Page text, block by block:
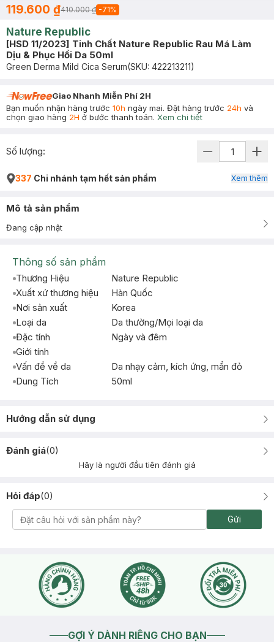
119.600 ₫410.000 ₫ -71%
Nature Republic
[HSD 11/2023] Tinh Chất Nature Republic Rau Má Làm
Dịu & Phục Hồi Da 50ml
Green Derma Mild Cica Serum(SKU: 422213211)
Giao Nhanh Miễn Phí 2H
Bạn muốn nhận hàng trước 10h ngày mai. Đặt hàng trước 24h và
chọn giao hàng 2H ở bước thanh toán. Xem chi tiết
Số lượng:
337 Chi nhánh tạm hết sản phẩm Xem thêm
Mô tả sản phẩm
Đang cập nhật
Thông số sản phẩm
Thương Hiệu
Nature Republic
Xuất xứ thương hiệu
Hàn Quốc
Nơi sản xuất
Korea
Loại da
Da thường/Mọi loại da
Đặc tính
Ngày và đêm
Giới tính
Vấn đề về da
Da nhạy cảm, kích ứng, mẩn đỏ
Dung Tích
50ml
Hướng dẫn sử dụng
Đánh giá(0)
Hãy là người đầu tiên đánh giá
Hỏi đáp(0)
Gửi
GỢI Ý DÀNH RIÊNG CHO BẠN